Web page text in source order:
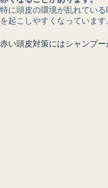
特に頭皮の環境が乱れてい
を起こしやすくなっています
赤い頭皮対策にはシャンプー